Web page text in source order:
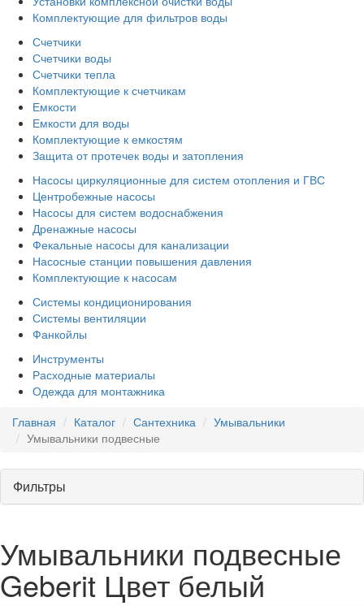
Комплектующие для фильтров воды
Счетчики
Счетчики воды
Счетчики тепла
Комплектующие к счетчикам
Емкости
Емкости для воды
Комплектующие к емкостям
Защита от протечек воды и затопления
Насосы циркуляционные для систем отопления и ГВС
Центробежные насосы
Насосы для систем водоснабжения
Дренажные насосы
Фекальные насосы для канализации
Насосные станции повышения давления
Комплектующие к насосам
Системы кондиционирования
Системы вентиляции
Фанкойлы
Инструменты
Расходные материалы
Одежда для монтажника
Главная
Каталог Сантехника
Умывальники
Умывальники подвесные
Фильтры
Умывальники подвесные
Geberit Цвет белый